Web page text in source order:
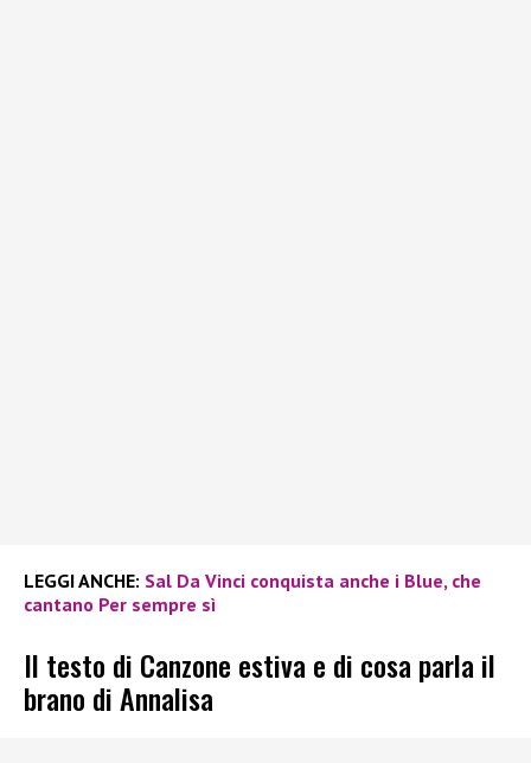
LEGGI ANCHE: Sal Da Vinci conquista anche i Blue, che
cantano Per sempre sì
Il testo di Canzone estiva e di cosa parla il
brano di Annalisa